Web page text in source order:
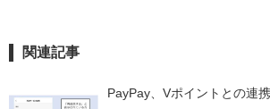
関連記事
PayPay、Vポイントとの連